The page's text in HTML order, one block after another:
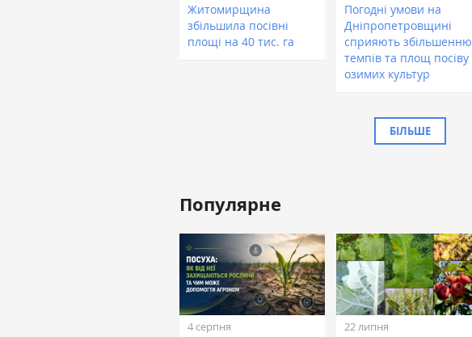
Житомирщина
збільшила посівні
площі на 40 тис. га
Погодні умови на
Дніпропетровщині
сприяють збільшенню
темпів та площ посіву
озимих культур
БІЛЬШЕ
Популярне
4 серпня 22 липня